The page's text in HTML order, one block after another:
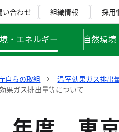
い合わせ 組織情報 採用
・エネルギー 自然環境
自らの取組
温室効果ガス排出
果ガス排出量等について